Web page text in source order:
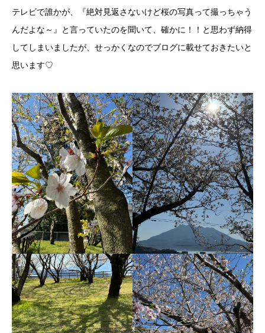
テレビで誰かが、『絶対見返さないけど桜の写真って撮っちゃう
んだよな～』と言っていたのを聞いて、確かに！！と思わず納得
してしまいましたが、せっかくなのでブログに載せておきたいと
思います♡